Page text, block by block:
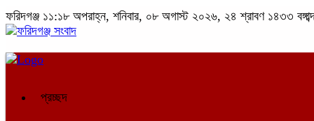
ফরিদগঞ্জ ১১:১৮ অপরাহ্ন, শনিবার, ০৮ অগাস্ট ২০২৬, ২৪ শ্রাবণ ১৪৩৩
প্রচ্ছদ